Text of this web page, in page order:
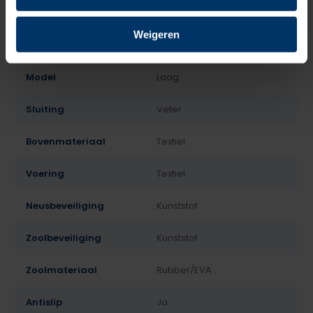
Weigeren
Normering S1p
Model Laag
Sluiting Veter
Bovenmateriaal Textiel
Voering Textiel
Neusbeveiliging Kunststof
Zoolbeveiliging Kunststof
Zoolmateriaal Rubber/EVA
Antislip Ja